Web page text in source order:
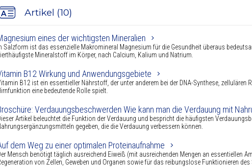
Artikel (10)
eines der wichtigsten Mineralien
Salzform ist das essenzielle Makromineral Magnesium für die Gesundheit überaus
Mineralstoff im Körper, nach Calcium, Kalium und Natrium.
B12 Wirkung und Anwendungsgebiete
B12 ist ein essentieller Nährstoff, der unter anderem bei der DNA-Synthese, zellulären
eine bedeutende Rolle spielt.
Verdauungsbeschwerden Wie kann man die Verdauung mit
Artikel beleuchtet die Funktion der Verdauung und bespricht die häufigsten
gegeben, die die Verdauung verbessern können.
dem Weg zu einer optimalen Proteinaufnahme
Mensch benötigt täglich ausreichend Eiweiß (mit ausreichenden Mengen an essentiellen
von Zellen, Geweben und Organen sowie für das reibungslose Funktionieren